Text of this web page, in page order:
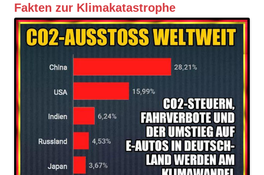
Fakten zur Klimakatastrophe